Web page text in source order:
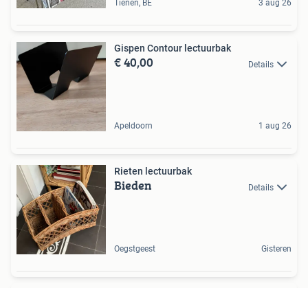
Tienen, BE 3 aug 26
Gispen Contour lectuurbak
€ 40,00 Details
Apeldoorn 1 aug 26
Rieten lectuurbak
Bieden Details
Oegstgeest Gisteren